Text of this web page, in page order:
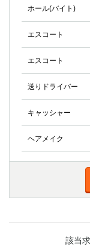
ホール(バイト)
エスコート
エスコート
送りドライバー
キャッシャー
ヘアメイク
該当